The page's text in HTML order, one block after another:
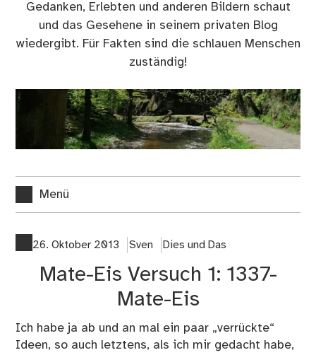
Gedanken, Erlebten und anderen Bildern schaut
und das Gesehene in seinem privaten Blog
wiedergibt. Für Fakten sind die schlauen Menschen
zuständig!
Menü
26. Oktober 2013 Sven Dies und Das
Mate-Eis Versuch 1: 1337-
Mate-Eis
Ich habe ja ab und an mal ein paar „verrückte“
Ideen, so auch letztens, als ich mir gedacht habe,